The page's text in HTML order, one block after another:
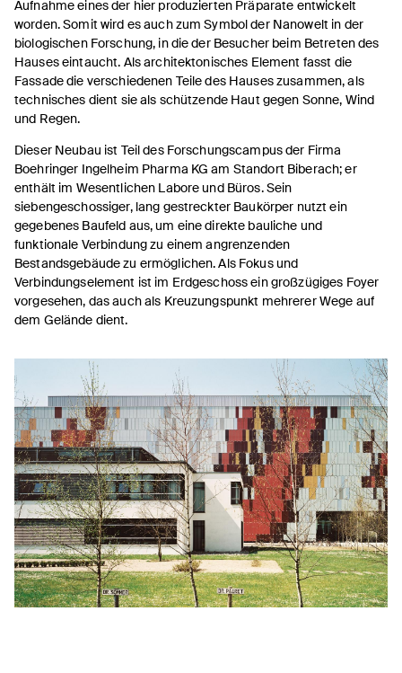
Aufnahme eines der hier produzierten Präparate entwickelt
worden. Somit wird es auch zum Symbol der Nanowelt in der
biologischen Forschung, in die der Besucher beim Betreten des
Hauses eintaucht. Als architektonisches Element fasst die
Fassade die verschiedenen Teile des Hauses zusammen, als
technisches dient sie als schützende Haut gegen Sonne, Wind
und Regen.
Dieser Neubau ist Teil des Forschungscampus der Firma
Boehringer Ingelheim Pharma KG am Standort Biberach; er
enthält im Wesentlichen Labore und Büros. Sein
siebengeschossiger, lang gestreckter Baukörper nutzt ein
gegebenes Baufeld aus, um eine direkte bauliche und
funktionale Verbindung zu einem angrenzenden
Bestandsgebäude zu ermöglichen. Als Fokus und
Verbindungselement ist im Erdgeschoss ein großzügiges Foyer
vorgesehen, das auch als Kreuzungspunkt mehrerer Wege auf
dem Gelände dient.